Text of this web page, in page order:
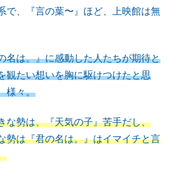
で、『言の葉〜』ほど、上映館は無
名は。』に感動した人たちが期待と
観たい想いを胸に駆けつけたと思
様々。
勢は、『天気の子』苦手だし、
勢は『君の名は。』はイマイチと言